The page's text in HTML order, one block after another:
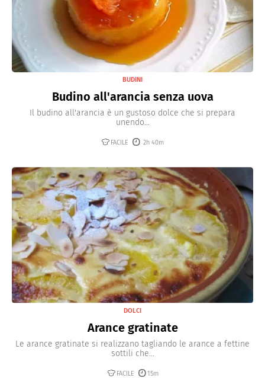
BUDINI
Budino all'arancia senza uova
Il budino all'arancia è un gustoso dolce che si prepara
unendo...
FACILE 2h 40m
DOLCI
Arance gratinate
Le arance gratinate si realizzano tagliando le arance a fettine
sottili che...
FACILE 15m